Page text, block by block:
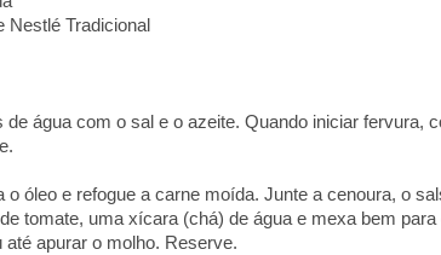
Nestlé Tradicional
de água com o sal e o azeite. Quando iniciar fervura,
o óleo e refogue a carne moída. Junte a cenoura, o
tomate, uma xícara (chá) de água e mexa bem
apurar o molho. Reserve.